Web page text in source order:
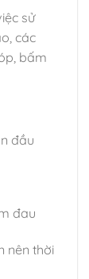
sử
các
bấm
đầu
đau
nên thời